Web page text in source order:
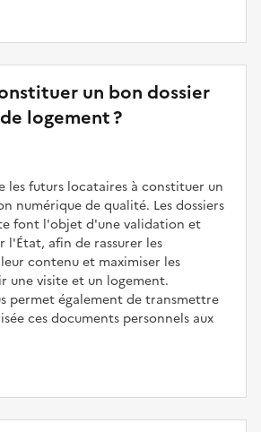
un bon dossier
logement ?
les futurs locataires à constituer un
numérique de qualité. Les dossiers
font l'objet d'une validation et
l'État, afin de rassurer les
contenu et maximiser les
une visite et un logement.
permet également de transmettre
ces documents personnels aux